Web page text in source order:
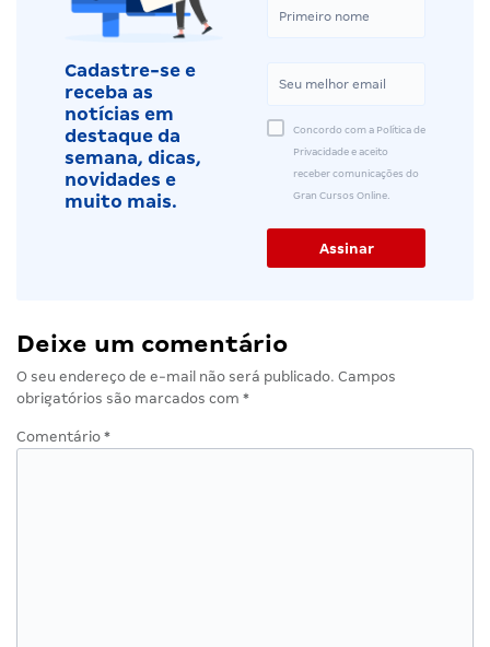
Cadastre-se e
receba as
notícias em
destaque da
semana, dicas,
novidades e
muito mais.
Concordo com a Política de
Privacidade e aceito
receber comunicações do
Gran Cursos Online.
Deixe um comentário
O seu endereço de e-mail não será publicado. Campos
obrigatórios são marcados com *
Comentário *